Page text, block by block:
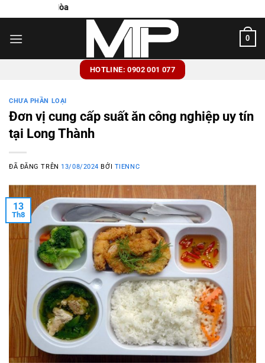
đến
nội
0
HOTLINE: 0902 001 077
CHƯA PHẦN LOẠI
Đơn vị cung cấp suất ăn công nghiệp uy tín
tại Long Thành
ĐÃ ĐĂNG TRÊN 13/08/2024 BỞI TIENNC
13
Th8